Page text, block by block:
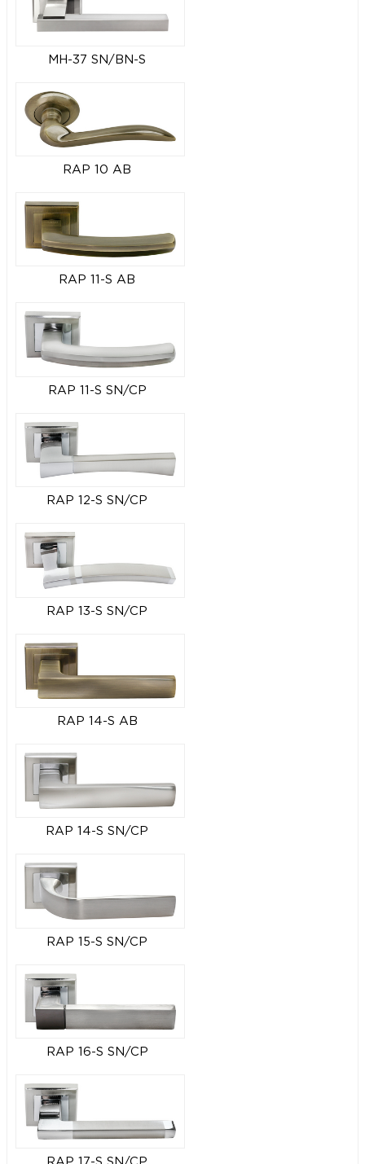
MH-37 SN/BN-S
RAP 10 AB
RAP 11-S AB
RAP 11-S SN/CP
RAP 12-S SN/CP
RAP 13-S SN/CP
RAP 14-S AB
RAP 14-S SN/CP
RAP 15-S SN/CP
RAP 16-S SN/CP